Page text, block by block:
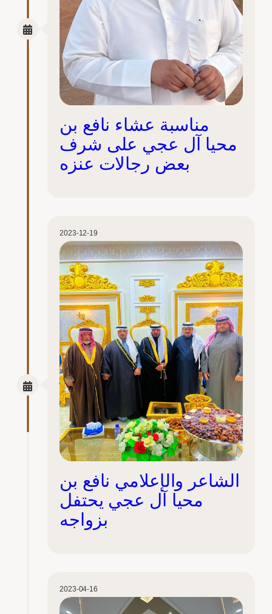
مناسبة عشاء نافع بن
محيا آل عجي على شرف
بعض رجالات عنزه
2023-12-19
الشاعر والإعلامي نافع بن
محيا آل عجي يحتفل
بزواجه
2023-04-16